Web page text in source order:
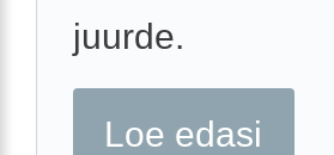
juurde.
Loe edasi